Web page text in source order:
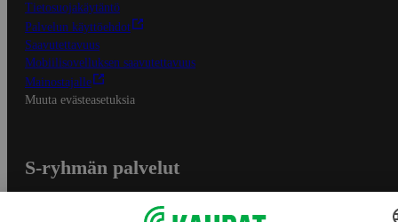
Tietosuojakäytäntö
Palvelun käyttöehdot
Saavutettavuus
Mobiilisovelluksen saavutettavuus
Mainostajalle
Muuta evästeasetuksia
S-ryhmän palvelut